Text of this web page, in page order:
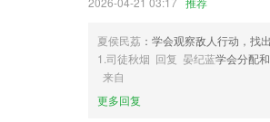
银娱优越会对话软件优势
1.从瑜伽、美妆、声音、早教、摄影、
2.权威视频，正版版权，海量选择，精品
夏侯民荔 ：学会观察敌人行动，找
1.司徒秋烟 回复 晏纪蓝学会分配
来自
更多回复